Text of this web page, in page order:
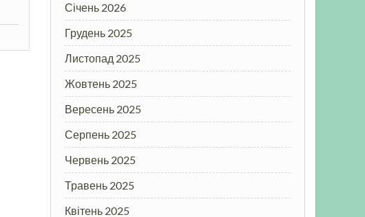
Січень 2026
Грудень 2025
Листопад 2025
Жовтень 2025
Вересень 2025
Серпень 2025
Червень 2025
Травень 2025
Квітень 2025